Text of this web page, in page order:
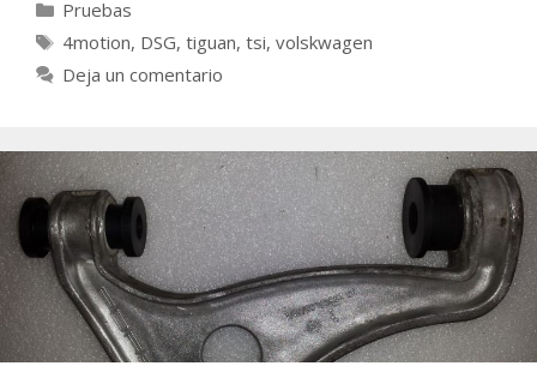
Categorías
Pruebas
Etiquetas
4motion, DSG, tiguan, tsi, volskwagen
Deja un comentario